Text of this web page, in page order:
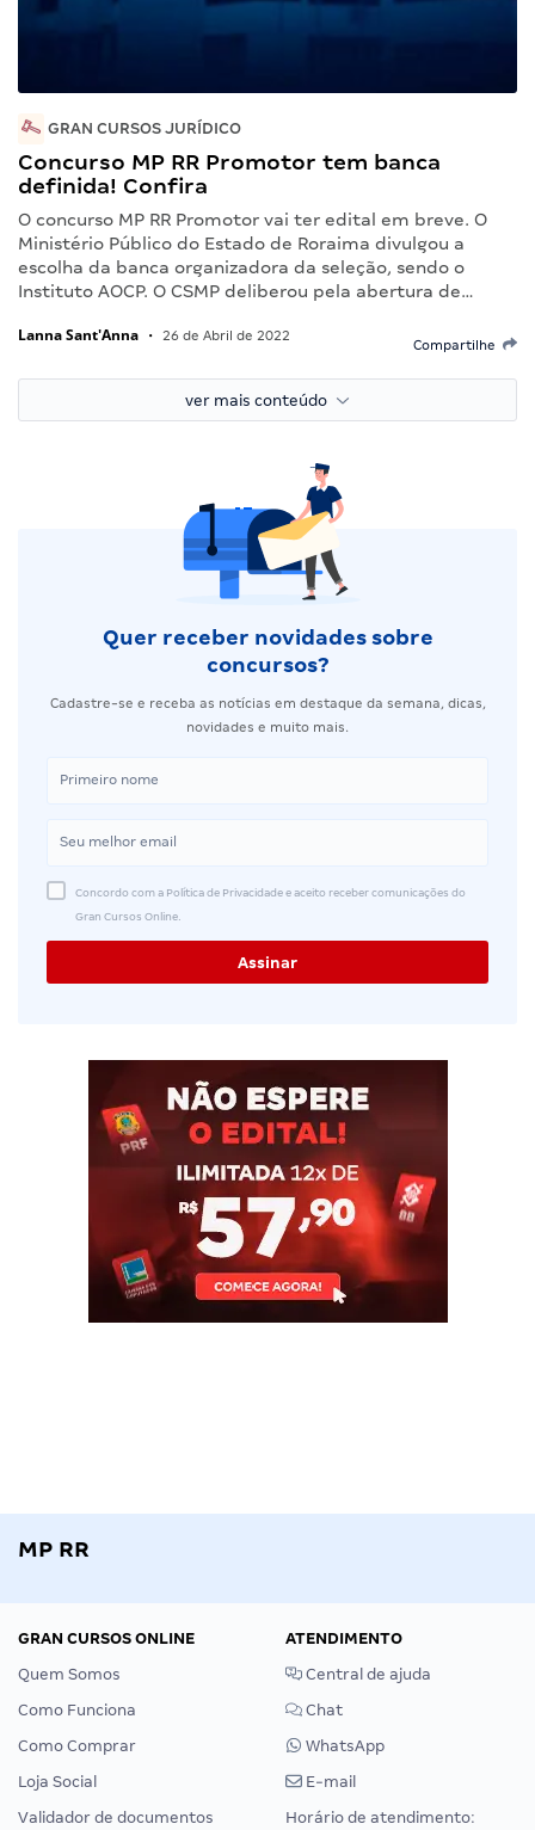
GRAN CURSOS JURÍDICO
Concurso MP RR Promotor tem banca
definida! Confira
O concurso MP RR Promotor vai ter edital em breve. O
Ministério Público do Estado de Roraima divulgou a
escolha da banca organizadora da seleção, sendo o
Instituto AOCP. O CSMP deliberou pela abertura de…
Lanna Sant'Anna • 26 de Abril de 2022
Compartilhe
ver mais conteúdo
Quer receber novidades sobre
concursos?
Cadastre-se e receba as notícias em destaque da semana, dicas,
novidades e muito mais.
Concordo com a Política de Privacidade e aceito receber comunicações do
Gran Cursos Online.
MP RR
GRAN CURSOS ONLINE
Quem Somos
Como Funciona
Como Comprar
Loja Social
Validador de documentos
ATENDIMENTO
Central de ajuda
Chat
WhatsApp
E-mail
Horário de atendimento: